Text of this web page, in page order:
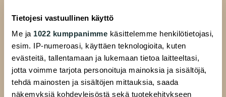
Tietojesi vastuullinen käyttö
Me ja 1022 kumppanimme käsittelemme henkilötietojasi,
esim. IP-numeroasi, käyttäen teknologioita, kuten
evästeitä, tallentamaan ja lukemaan tietoa laitteeltasi,
jotta voimme tarjota personoituja mainoksia ja sisältöjä,
tehdä mainosten ja sisältöjen mittauksia, saada
näkemyksiä kohdeyleisöstä sekä tuotekehitykseen
00520 Helsinki
ALAVALIKKO
Hakijalle
Täytä hakemus